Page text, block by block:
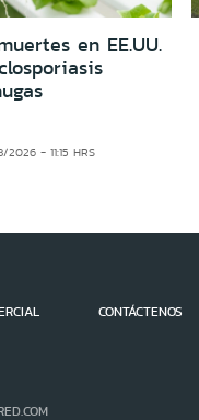
en EE.UU.
- 11:15 HRS
CONTÁCTENOS